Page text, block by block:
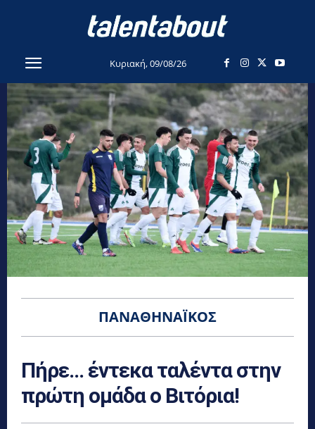
Κυριακή, 09/08/26
ΠΑΝΑΘΗΝΑΪΚΌΣ
Πήρε… έντεκα ταλέντα στην
πρώτη ομάδα ο Βιτόρια!